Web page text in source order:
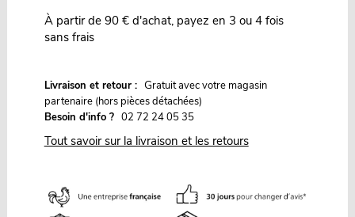
À partir de 90 € d'achat, payez en 3 ou 4 fois
sans frais
Livraison et retour : Gratuit avec votre magasin
partenaire (hors pièces détachées)
Besoin d'info ? 02 72 24 05 35
Tout savoir sur la livraison et les retours